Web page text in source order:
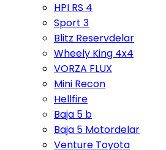
HPI RS 4
Sport 3
Blitz Reservdelar
Wheely King 4x4
VORZA FLUX
Mini Recon
Hellfire
Baja 5 b
Baja 5 Motordelar
Venture Toyota